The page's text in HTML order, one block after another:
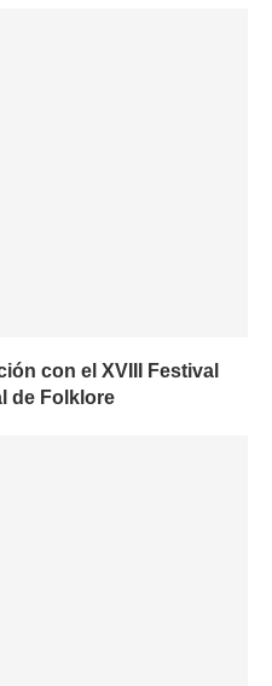
con el XVIII Festival
de Folklore